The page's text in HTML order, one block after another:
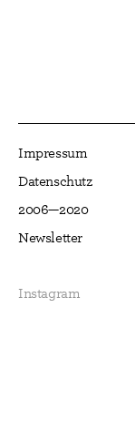
Impressum
Datenschutz
2006—2020
Newsletter
Instagram